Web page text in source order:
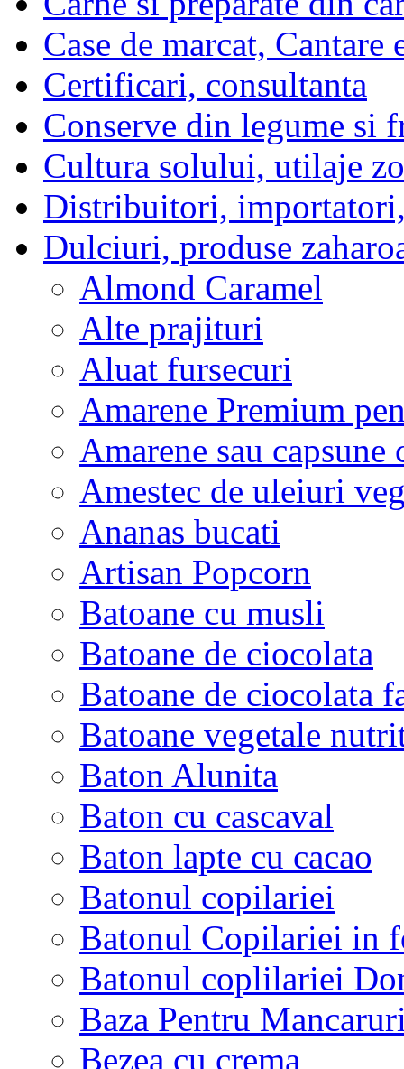
Case de marcat,
Certificari, consultanta
Conserve din legume si
Cultura solului, utilaje
Distribuitori,
Dulciuri, produse
Almond Caramel
Alte prajituri
Aluat fursecuri
Amarene Premium
Amarene sau
Amestec de uleiuri
Ananas bucati
Artisan Popcorn
Batoane cu musli
Batoane de ciocolata
Batoane de ciocolata
Batoane vegetale
Baton Alunita
Baton cu cascaval
Baton lapte cu cacao
Batonul copilariei
Batonul Copilariei in
Batonul coplilariei
Baza Pentru
Bezea cu crema